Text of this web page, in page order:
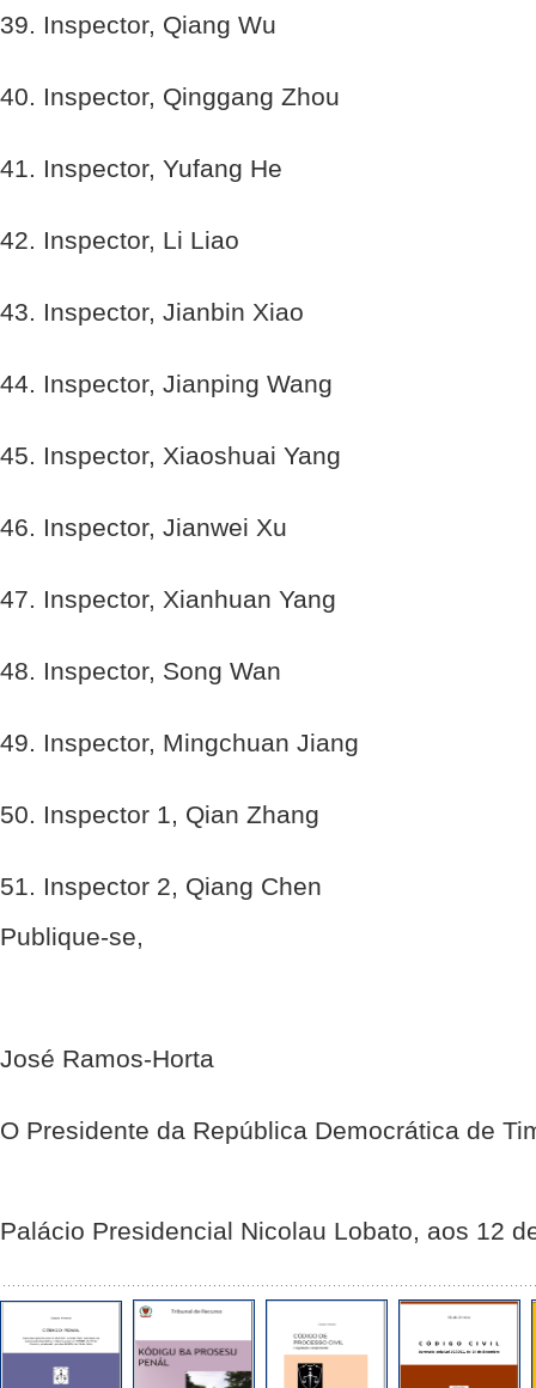
39. Inspector, Qiang Wu
40. Inspector, Qinggang Zhou
41. Inspector, Yufang He
42. Inspector, Li Liao
43. Inspector, Jianbin Xiao
44. Inspector, Jianping Wang
45. Inspector, Xiaoshuai Yang
46. Inspector, Jianwei Xu
47. Inspector, Xianhuan Yang
48. Inspector, Song Wan
49. Inspector, Mingchuan Jiang
50. Inspector 1, Qian Zhang
51. Inspector 2, Qiang Chen
Publique-se,
José Ramos-Horta
O Presidente da República Democrática de
Palácio Presidencial Nicolau Lobato, aos 12